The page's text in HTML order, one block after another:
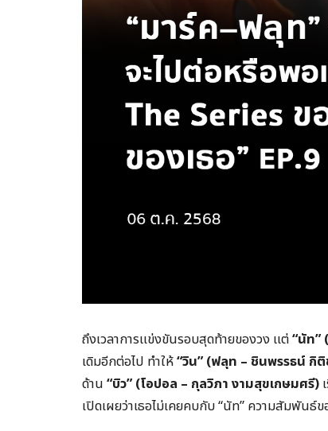
ถึงเวลาการแข่งขันรอบสุดท้ายของวง แต่“นัท”
เดิมอีกต่อไป ทำให้“วิน” (ฟลุท – ชินพรรธน์ กิ
ด้าน “บิว” (โอปอล – กุลวิภา งามสุขเกษมศรี)
เปิดเผยว่าเธอไม่เคยคบกับ “นัท” ความสัมพัน